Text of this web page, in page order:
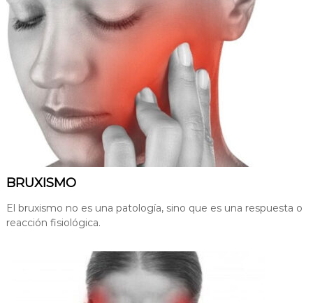
BRUXISMO
El bruxismo no es una patología, sino que es una respuesta o
reacción fisiológica.